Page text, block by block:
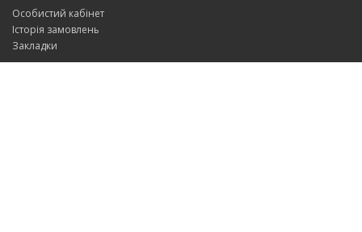
Особистий кабінет
Історія замовлень
Закладки